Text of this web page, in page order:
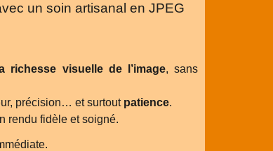
un soin artisanal en JPEG
richesse visuelle de l’image, sans
précision… et surtout patience.
rendu fidèle et soigné.